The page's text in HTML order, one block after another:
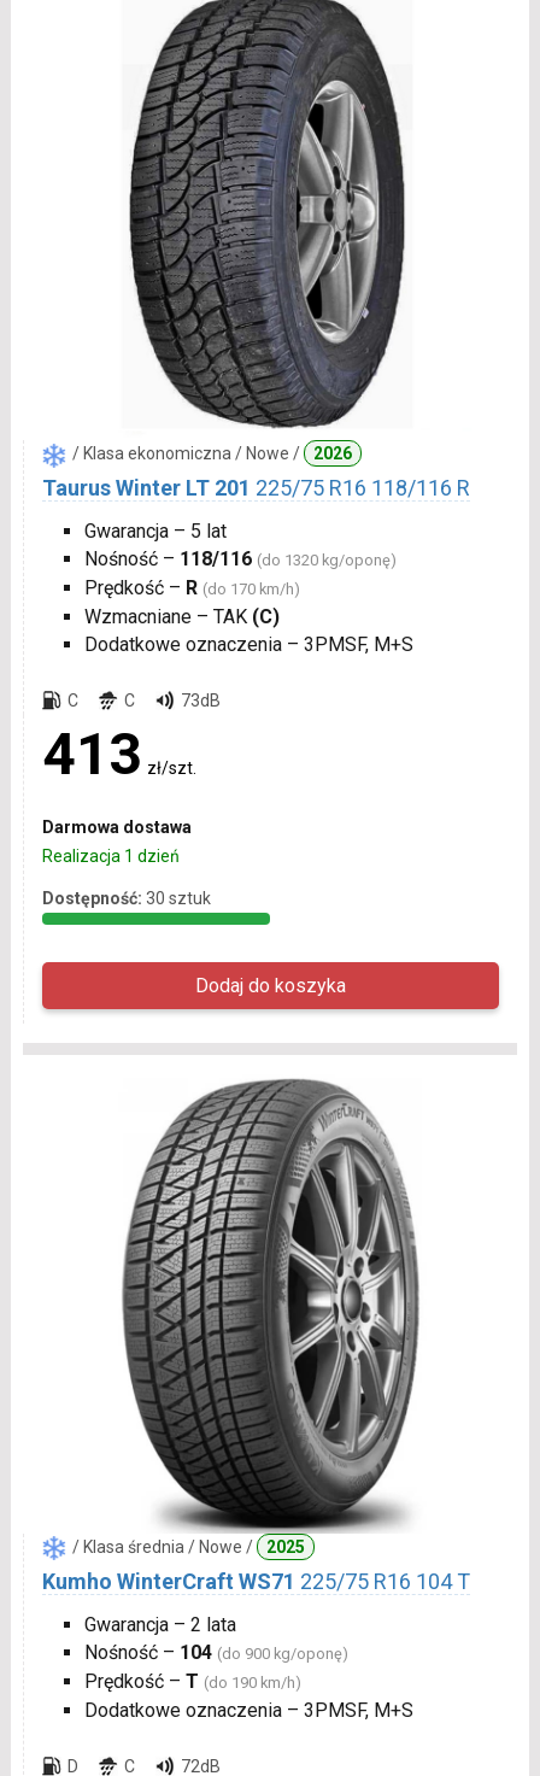
/ Klasa ekonomiczna / Nowe / 2026
Taurus Winter LT 201 225/75 R16 118/116 R
Gwarancja – 5 lat
Nośność – 118/116 (do 1320 kg/oponę)
Prędkość – R (do 170 km/h)
Wzmacniane – TAK (C)
Dodatkowe oznaczenia – 3PMSF, M+S
C C 73dB
413 zł/szt.
Darmowa dostawa
Realizacja 1 dzień
Dostępność: 30 sztuk
/ Klasa średnia / Nowe / 2025
Kumho WinterCraft WS71 225/75 R16 104 T
Gwarancja – 2 lata
Nośność – 104 (do 900 kg/oponę)
Prędkość – T (do 190 km/h)
Dodatkowe oznaczenia – 3PMSF, M+S
D C 72dB